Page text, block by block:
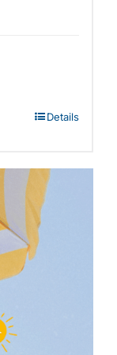
Details